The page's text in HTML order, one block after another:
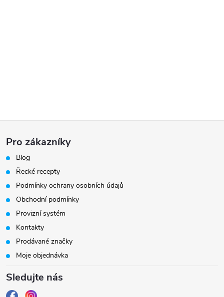
Z
á
p
a
t
Pro zákazníky
Blog
Řecké recepty
Podmínky ochrany osobních údajů
Obchodní podmínky
Provizní systém
Kontakty
Prodávané značky
Moje objednávka
Sledujte nás